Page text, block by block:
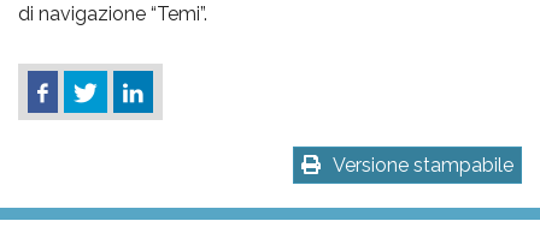
di navigazione “Temi”.
Versione stampabile